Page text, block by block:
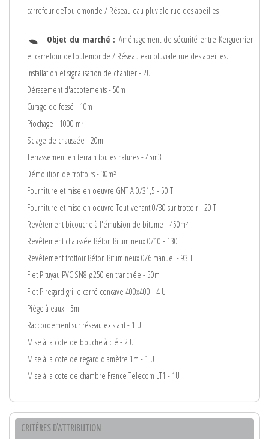
carrefour deToulemonde / Réseau eau pluviale rue des abeilles
Objet du marché : Aménagement de sécurité entre Kerguerrien
et carrefour deToulemonde / Réseau eau pluviale rue des abeilles.
Installation et signalisation de chantier - 2U
Dérasement d'accotements - 50m
Curage de fossé - 10m
Piochage - 1000 m²
Sciage de chaussée - 20m
Terrassement en terrain toutes natures - 45m3
Démolition de trottoirs - 30m²
Fourniture et mise en oeuvre GNT A 0/31,5 - 50 T
Fourniture et mise en oeuvre Tout-venant 0/30 sur trottoir - 20 T
Revêtement bicouche à l'émulsion de bitume - 450m²
Revêtement chaussée Béton Bitumineux 0/10 - 130 T
Revêtement trottoir Béton Bitumineux 0/6 manuel - 93 T
F et P tuyau PVC SN8 ø250 en tranchée - 50m
F et P regard grille carré concave 400x400 - 4 U
Piège à eaux - 5m
Raccordement sur réseau existant - 1 U
Mise à la cote de bouche à clé - 2 U
Mise à la cote de regard diamètre 1m - 1 U
Mise à la cote de chambre France Telecom LT1 - 1U
CRITÈRES D'ATTRIBUTION